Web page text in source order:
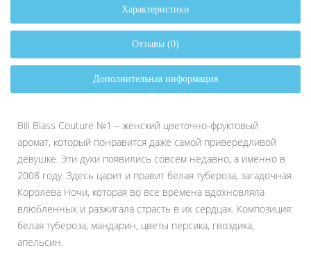
Характеристики
Отзывы (0)
Дополнительная информация
Bill Blass Couture №1 – женский цветочно-фруктовый
аромат, который понравится даже самой привередливой
девушке. Эти духи появились совсем недавно, а именно в
2008 году. Здесь царит и правит белая тубероза, загадочная
Королева Ночи, которая во все времена вдохновляла
влюбленных и разжигала страсть в их сердцах. Композиция:
белая тубероза, мандарин, цветы персика, гвоздика,
апельсин.